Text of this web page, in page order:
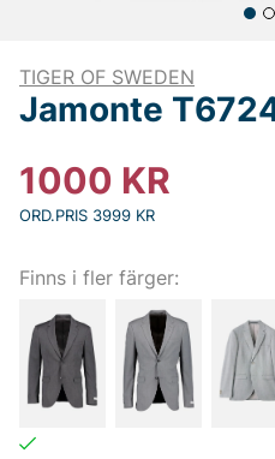
TIGER OF SWEDEN
Jamonte
1000 KR
ORD.PRIS 3999 KR
Finns i fler färger: